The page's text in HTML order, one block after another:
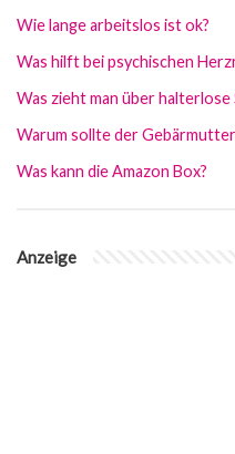
Wie lange arbeitslos ist ok?
Was hilft bei psychischen
Was zieht man über halterlose
Warum sollte der
Was kann die Amazon Box?
Anzeige